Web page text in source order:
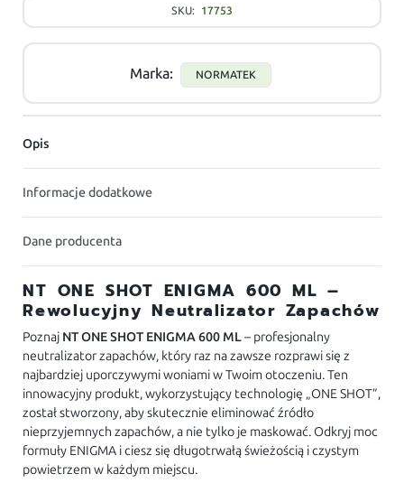
SKU: 17753
Marka: NORMATEK
Opis
Informacje dodatkowe
Dane producenta
NT ONE SHOT ENIGMA 600 ML –
Rewolucyjny Neutralizator Zapachów
Poznaj NT ONE SHOT ENIGMA 600 ML– profesjonalny
neutralizator zapachów, który raz na zawsze rozprawi się z
najbardziej uporczywymi woniami w Twoim otoczeniu. Ten
innowacyjny produkt, wykorzystujący technologię „ONE SHOT”,
został stworzony, aby skutecznie eliminować źródło
nieprzyjemnych zapachów, a nie tylko je maskować. Odkryj moc
formuły ENIGMA i ciesz się długotrwałą świeżością i czystym
powietrzem w każdym miejscu.